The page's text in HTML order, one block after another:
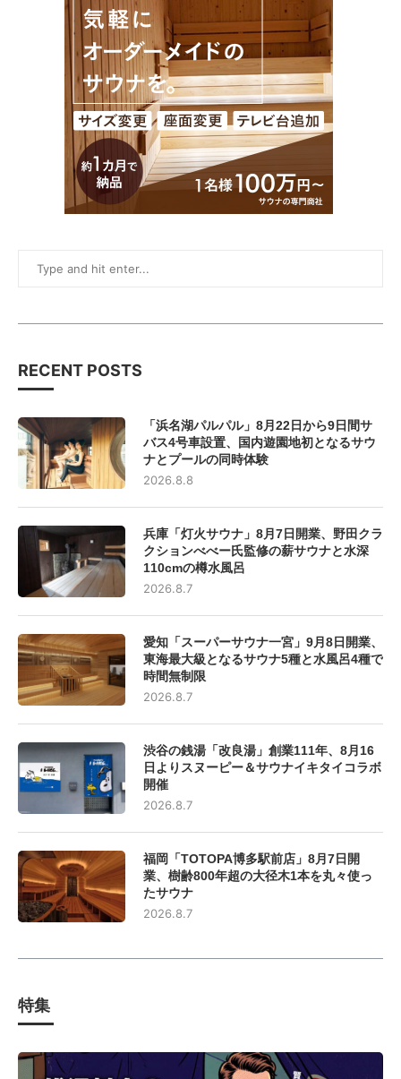
RECENT POSTS
「浜名湖パルパル」8月22日から9日間サ
バス4号車設置、国内遊園地初となるサウ
ナとプールの同時体験
2026.8.8
兵庫「灯火サウナ」8月7日開業、野田クラ
クションべべー氏監修の薪サウナと水深
110cmの樽水風呂
2026.8.7
愛知「スーパーサウナ一宮」9月8日開業、
東海最大級となるサウナ5種と水風呂4種で
時間無制限
2026.8.7
渋谷の銭湯「改良湯」創業111年、8月16
日よりスヌーピー＆サウナイキタイコラボ
開催
2026.8.7
福岡「TOTOPA博多駅前店」8月7日開
業、樹齢800年超の大径木1本を丸々使っ
たサウナ
2026.8.7
特集